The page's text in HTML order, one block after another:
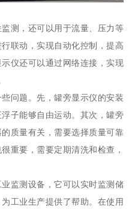
测，还可以用于流量、压力等
联动，实现自动化控制，提高
仪还可以通过网络连接，实现
问题。先，罐旁显示仪的安装
子能够自由运动。其次，罐旁
质量有关，需要选择质量可靠
重要，需要定期清洗和检查，
监测设备，它可以实时监测储
工业生产提供了帮助。在使用